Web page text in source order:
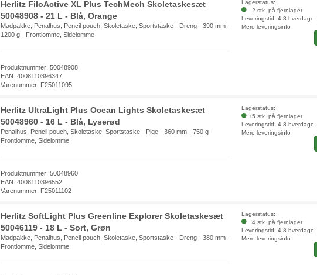
Herlitz FiloActive XL Plus TechMech Skoletaskesæt
50048908 - 21 L - Blå, Orange
Madpakke, Penalhus, Pencil pouch, Skoletaske, Sportstaske - Dreng - 390 mm -
1200 g - Frontlomme, Sidelomme
Produktnummer: 50048908
EAN: 4008110396347
Varenummer: F25011095
Lagerstatus:
2 stk. på fjernlager
Leveringstid: 4-8 hverdage
Mere leveringsinfo
Herlitz UltraLight Plus Ocean Lights Skoletaskesæt
50048960 - 16 L - Blå, Lyserød
Penalhus, Pencil pouch, Skoletaske, Sportstaske - Pige - 360 mm - 750 g -
Frontlomme, Sidelomme
Produktnummer: 50048960
EAN: 4008110396552
Varenummer: F25011102
Lagerstatus:
+5 stk. på fjernlager
Leveringstid: 4-8 hverdage
Mere leveringsinfo
Herlitz SoftLight Plus Greenline Explorer Skoletaskesæt
50046119 - 18 L - Sort, Grøn
Madpakke, Penalhus, Pencil pouch, Skoletaske, Sportstaske - Dreng - 380 mm -
Frontlomme, Sidelomme
Lagerstatus:
4 stk. på fjernlager
Leveringstid: 4-8 hverdage
Mere leveringsinfo